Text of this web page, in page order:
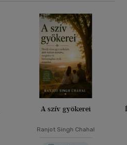
A szív gyökerei
Ranjot Singh Chahal